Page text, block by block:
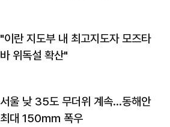
"이란 지도부 내 최고지도자 모즈타
바 위독설 확산"
서울 낮 35도 무더위 계속…동해안
최대 150㎜ 폭우